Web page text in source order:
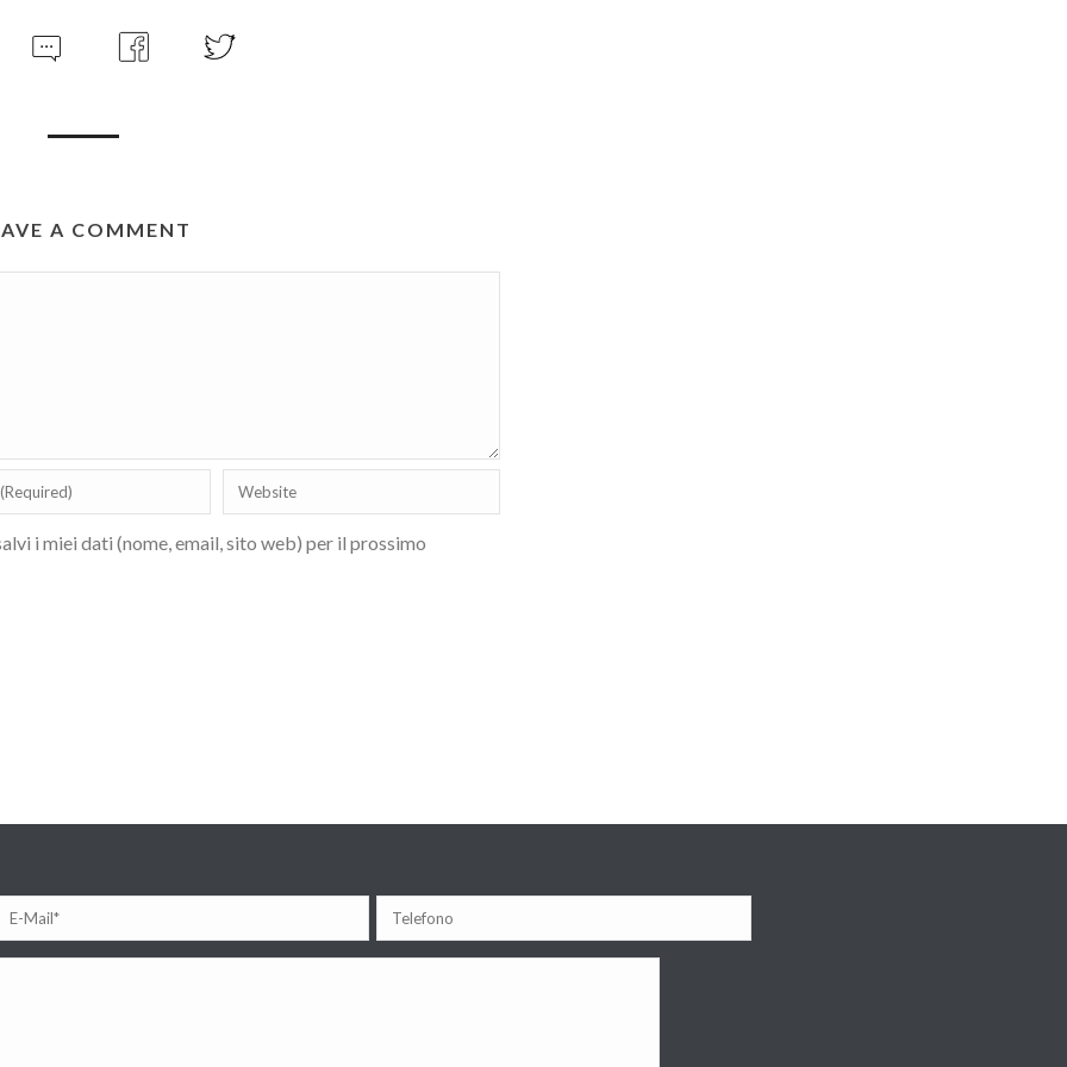
A COMMENT
i miei dati (nome, email, sito web) per il prossimo